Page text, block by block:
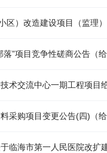
区）改造建设项目（监理
”项目竞争性磋商公告（
术交流中心一期工程项目
采购项目变更公告(四)（